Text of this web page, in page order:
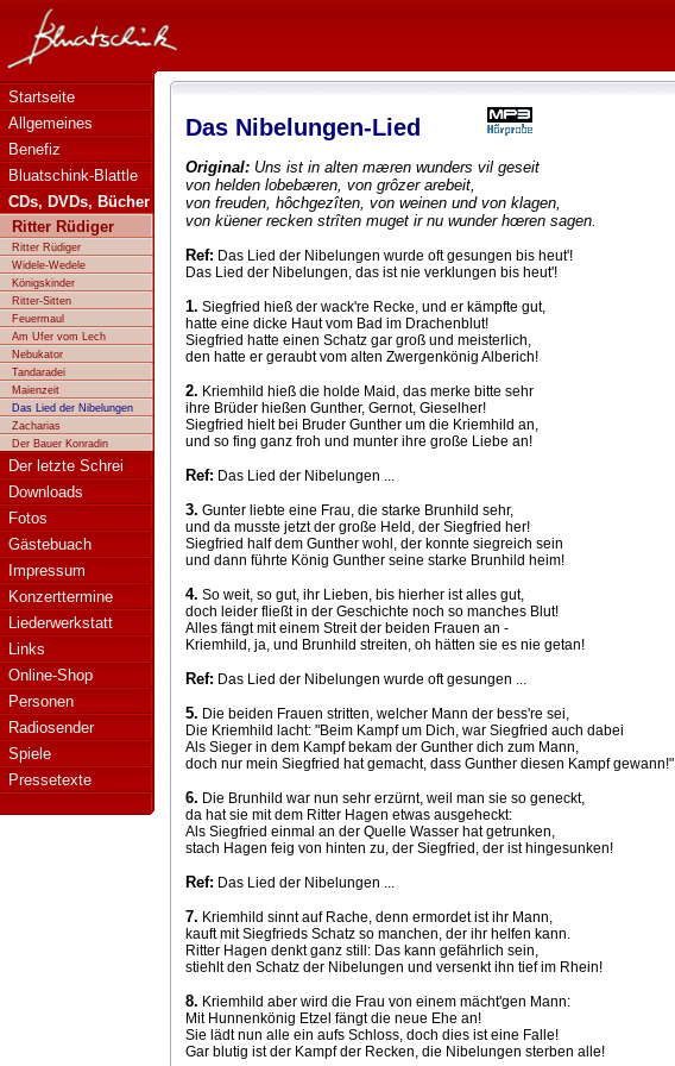
Bluatschink - Das Nibelungen-Lied - Text
Startseite
Allgemeines
Benefiz
Bluatschink-Blattle
CDs, DVDs, Bücher
Ritter Rüdiger
Ritter Rüdiger
Widele-Wedele
Königskinder
Ritter-Sitten
Feuermaul
Am Ufer vom Lech
Nebukator
Tandaradei
Maienzeit
Das Lied der Nibelungen
Zacharias
Der Bauer Konradin
Der letzte Schrei
Downloads
Fotos
Gästebuach
Impressum
Konzerttermine
Liederwerkstatt
Links
Online-Shop
Personen
Radiosender
Spiele
Pressetexte
Das Nibelungen-Lied
Original: Uns ist in alten mæren wunders vil geseit
von helden lobebæren, von grôzer arebeit,
von freuden, hôchgezîten, von weinen und von klagen,
von küener recken strîten muget ir nu wunder hœren sagen.
Ref: Das Lied der Nibelungen wurde oft gesungen bis heut'!
Das Lied der Nibelungen, das ist nie verklungen bis heut'!
1. Siegfried hieß der wack're Recke, und er kämpfte gut,
hatte eine dicke Haut vom Bad im Drachenblut!
Siegfried hatte einen Schatz gar groß und meisterlich,
den hatte er geraubt vom alten Zwergenkönig Alberich!
2. Kriemhild hieß die holde Maid, das merke bitte sehr
ihre Brüder hießen Gunther, Gernot, Gieselher!
Siegfried hielt bei Bruder Gunther um die Kriemhild an,
und so fing ganz froh und munter ihre große Liebe an!
Ref: Das Lied der Nibelungen ...
3. Gunter liebte eine Frau, die starke Brunhild sehr,
und da musste jetzt der große Held, der Siegfried her!
Siegfried half dem Gunther wohl, der konnte siegreich sein
und dann führte König Gunther seine starke Brunhild heim!
4. So weit, so gut, ihr Lieben, bis hierher ist alles gut,
doch leider fließt in der Geschichte noch so manches Blut!
Alles fängt mit einem Streit der beiden Frauen an -
Kriemhild, ja, und Brunhild streiten, oh hätten sie es nie getan!
Ref: Das Lied der Nibelungen wurde oft gesungen ...
5. Die beiden Frauen stritten, welcher Mann der bess're sei,
Die Kriemhild lacht: "Beim Kampf um Dich, war Siegfried auch dabei
Als Sieger in dem Kampf bekam der Gunther dich zum Mann,
doch nur mein Siegfried hat gemacht, dass Gunther diesen Kampf gewann!"
6. Die Brunhild war nun sehr erzürnt, weil man sie so geneckt,
da hat sie mit dem Ritter Hagen etwas ausgeheckt:
Als Siegfried einmal an der Quelle Wasser hat getrunken,
stach Hagen feig von hinten zu, der Siegfried, der ist hingesunken!
Ref: Das Lied der Nibelungen ...
7. Kriemhild sinnt auf Rache, denn ermordet ist ihr Mann,
kauft mit Siegfrieds Schatz so manchen, der ihr helfen kann.
Ritter Hagen denkt ganz still: Das kann gefährlich sein,
stiehlt den Schatz der Nibelungen und versenkt ihn tief im Rhein!
8. Kriemhild aber wird die Frau von einem mächt'gen Mann:
Mit Hunnenkönig Etzel fängt die neue Ehe an!
Sie lädt nun alle ein aufs Schloss, doch dies ist eine Falle!
Gar blutig ist der Kampf der Recken, die Nibelungen sterben alle!